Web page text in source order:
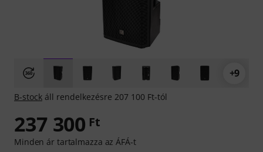
+9
B-stock áll rendelkezésre 207 100 Ft-tól
237 300 Ft
Minden ár tartalmazza az ÁFÁ-t